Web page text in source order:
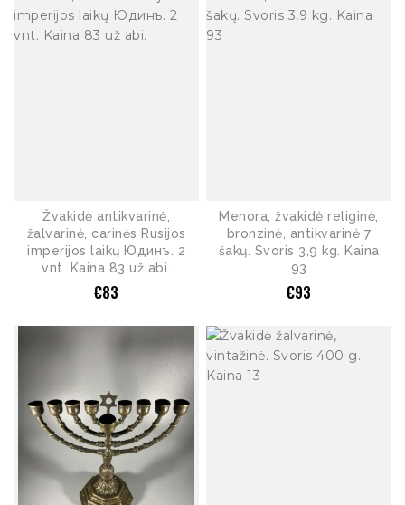
Žvakidė antikvarinė,
žalvarinė, carinės Rusijos
imperijos laikų Юдинъ. 2
vnt. Kaina 83 už abi.
€83
Menora, žvakidė religinė,
bronzinė, antikvarinė 7
šakų. Svoris 3,9 kg. Kaina
93
€93